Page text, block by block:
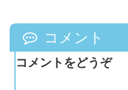
コメント
コメントをどうぞ